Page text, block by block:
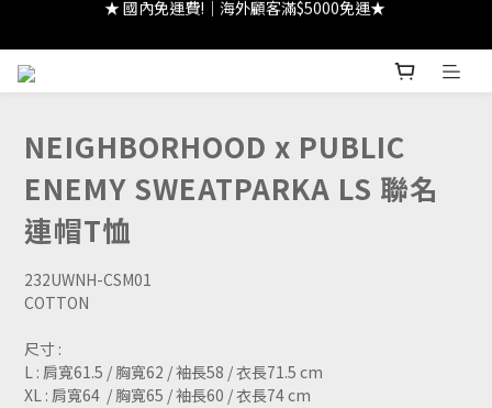
★ 註冊領 $300｜生日領 $300｜滿 $2000 折 $100 ★
NEIGHBORHOOD x PUBLIC
ENEMY SWEATPARKA LS 聯名
連帽T恤
232UWNH-CSM01
COTTON
尺寸 :
L : 肩寬61.5 / 胸寬62 / 袖長58 / 衣長71.5 cm
XL : 肩寬64  / 胸寬65 / 袖長60 / 衣長74 cm